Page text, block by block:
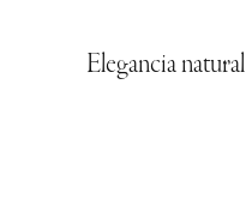
Elegancia natural